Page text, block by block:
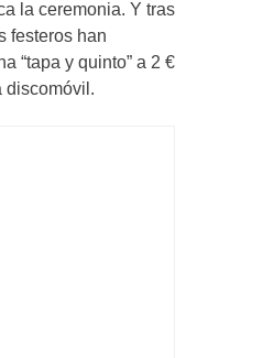
la ceremonia. Y tras
festeros han
“tapa y quinto” a 2 €
discomóvil.